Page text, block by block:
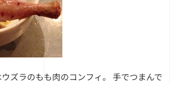
ズラのもも肉のコンフィ。 手でつまんで